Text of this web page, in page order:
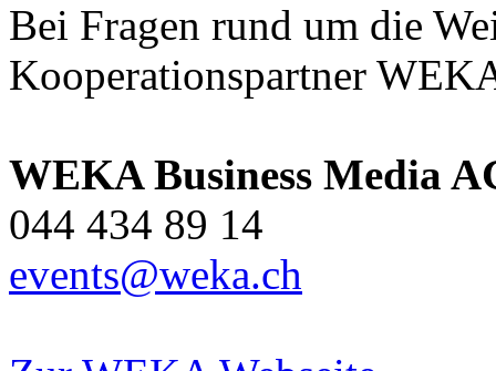
Bei Fragen rund um die
Kooperationspartner
WEKA Business Media
044 434 89 14
events@weka.ch